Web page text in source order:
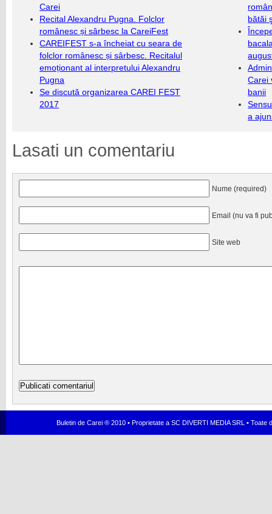
Carei
Recital Alexandru Pugna. Folclor
românesc și sârbesc la CareiFest
CAREIFEST s-a încheiat cu seara de
folclor românesc și sârbesc. Recitalul
emoționant al interpretului Alexandru
Pugna
Se discută organizarea CAREI FEST
2017
bătăi
Carei
banii
a
Lasati un comentariu
Nume (required)
Email (nu va fi
Site web
Buletin de Carei ® 2010 • Proprietate a SC DIVERTI MEDIA SRL •